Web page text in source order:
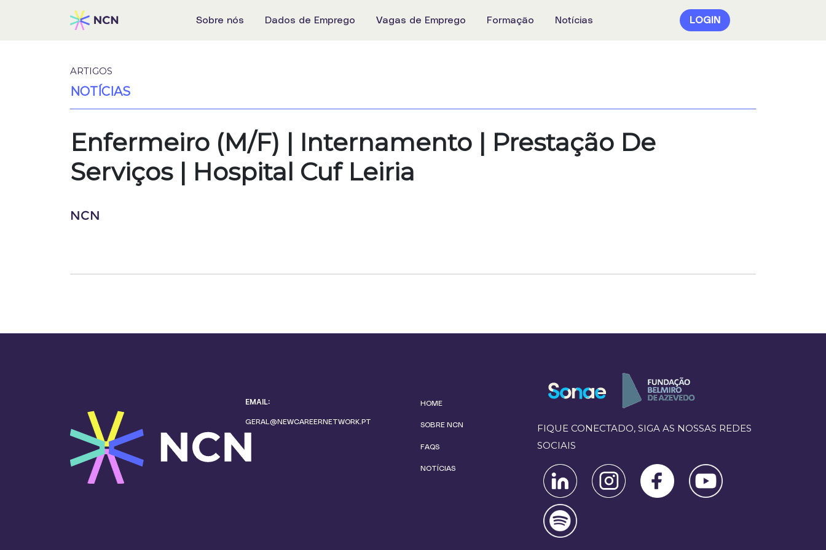
Sobre nós Dados de Emprego Vagas de Emprego Formação Notícias LOGIN
ARTIGOS
NOTÍCIAS
Enfermeiro (M/F)​ | Internamento | Prestação De
Serviços | Hospital Cuf Leiria
NCN
EMAIL:
GERAL@NEWCAREERNETWORK.PT
HOME
SOBRE NCN
FAQS
NOTÍCIAS
FIQUE CONECTADO, SIGA AS NOSSAS REDES
SOCIAIS